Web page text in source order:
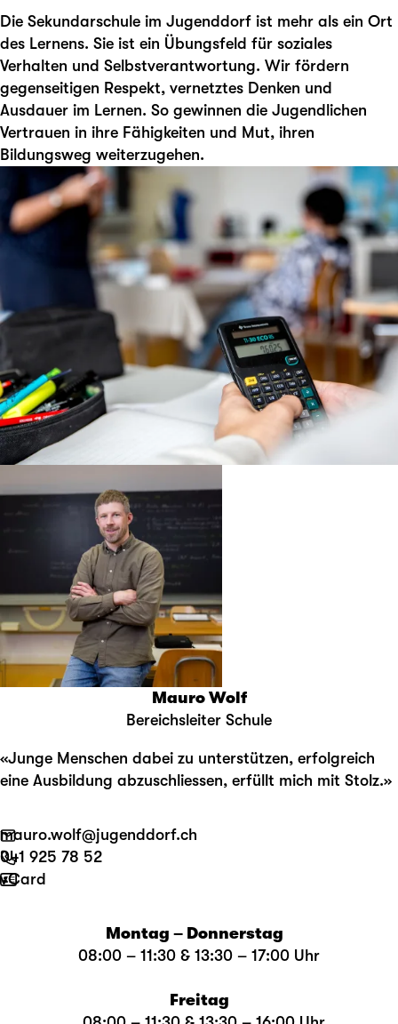
Die Sekundarschule im Jugenddorf ist mehr als ein Ort
des Lernens. Sie ist ein Übungsfeld für soziales
Verhalten und Selbstverantwortung. Wir fördern
gegenseitigen Respekt, vernetztes Denken und
Ausdauer im Lernen. So gewinnen die Jugendlichen
Vertrauen in ihre Fähigkeiten und Mut, ihren
Bildungsweg weiterzugehen.
Mauro Wolf
Bereichsleiter Schule
«Junge Menschen dabei zu unterstützen, erfolgreich
eine Ausbildung abzuschliessen, erfüllt mich mit Stolz.»
mauro.wolf@jugenddorf.ch
041 925 78 52
vCard
Montag – Donnerstag
08:00 – 11:30 & 13:30 – 17:00 Uhr
Freitag